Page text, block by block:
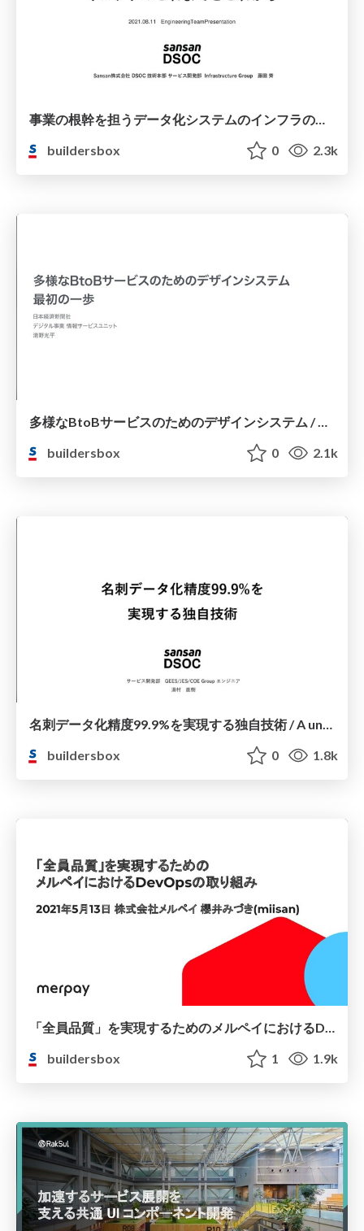
buildersbox
0 2.3k
多様なBtoBサービスのためのデザインシステム / Design System for various BtoB service
buildersbox
0 2.1k
名刺データ化精度99.9%を実現する独自技術 / A unique technology achieved business card data accuracy of 99.9
buildersbox
0 1.8k
「全員品質」を実現するためのメルペイにおけるDevOpsの取り組み / DevOps at Merpay to achieve All for Quality
buildersbox
1 1.9k